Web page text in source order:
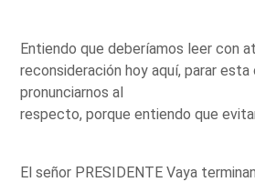
Entiendo que deberíamos leer con
reconsideración hoy aquí, parar esta
pronunciarnos al
respecto, porque entiendo que
El señor PRESIDENTE Vaya